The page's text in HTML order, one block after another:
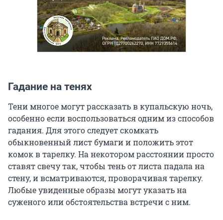
Гадание на тенях
Тени многое могут рассказать в купальскую ночь,
особенно если воспользоваться одним из способов
гадания. Для этого следует скомкать
обыкновенный лист бумаги и положить этот
комок в тарелку. На некотором расстоянии просто
ставят свечу так, чтобы тень от листа падала на
стену, и всматриваются, проворачивая тарелку.
Любые увиденные образы могут указать на
суженого или обстоятельства встречи с ним.